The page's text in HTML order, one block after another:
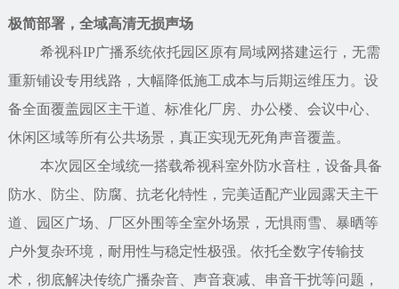
极简部署，全域高清无损声场
希视科IP广播系统依托园区原有局域网搭建运行，无需
重新铺设专用线路，大幅降低施工成本与后期运维压力。设
备全面覆盖园区主干道、标准化厂房、办公楼、会议中心、
休闲区域等所有公共场景，真正实现无死角声音覆盖。
本次园区全域统一搭载希视科室外防水音柱，设备具备
防水、防尘、防腐、抗老化特性，完美适配产业园露天主干
道、园区广场、厂区外围等全室外场景，无惧雨雪、暴晒等
户外复杂环境，耐用性与稳定性极强。依托全数字传输技
术，彻底解决传统广播杂音、声音衰减、串音干扰等问题，